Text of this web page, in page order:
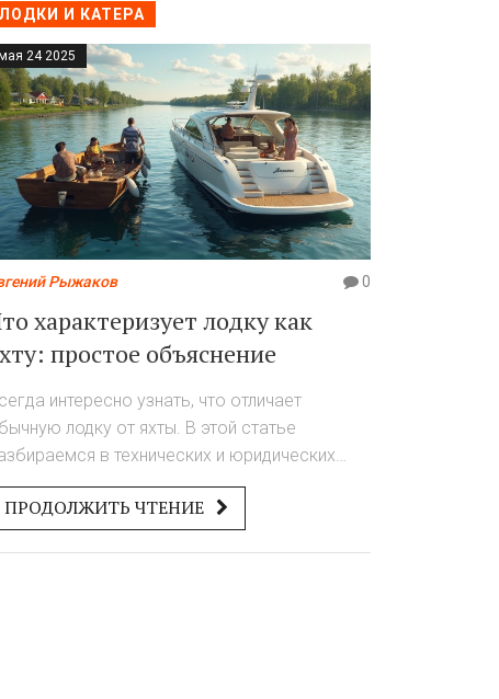
ЛОДКИ И КАТЕРА
24 2025
Рыжаков 0
характеризует лодку как
простое объяснение
интересно узнать, что отличает
лодку от яхты. В этой статье
в технических и юридических
которые дают лодке статус яхты.
про основные критерии, дадим
примеры, разберёмся, влияет ли
ПРОДОЛЖИТЬ ЧТЕНИЕ